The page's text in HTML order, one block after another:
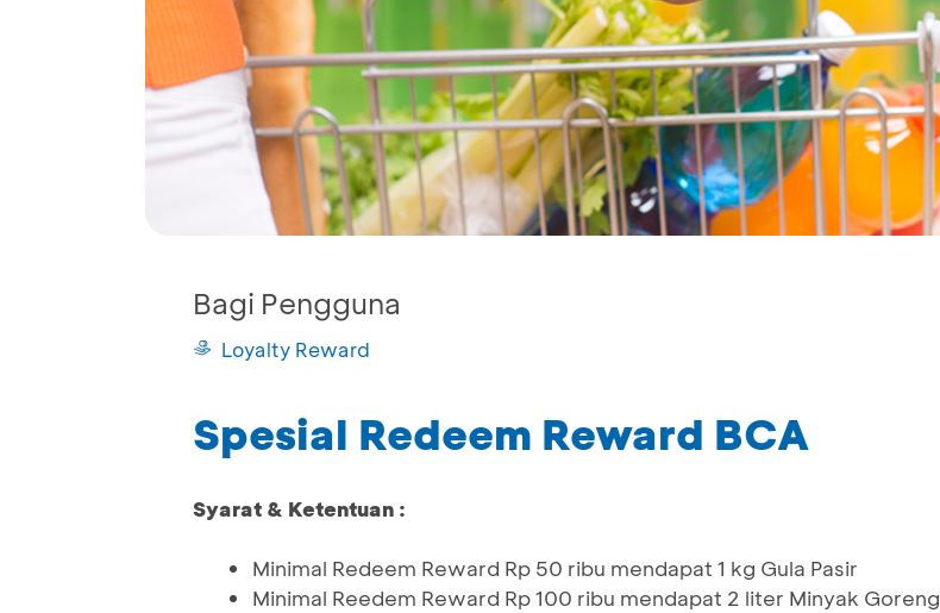
Bagi Pengguna
Loyalty Reward
Spesial Redeem Reward BCA
Syarat & Ketentuan :
Minimal Redeem Reward Rp 50 ribu mendapat 1 kg Gula Pasir
Minimal Reedem Reward Rp 100 ribu mendapat 2 liter Minyak Goreng